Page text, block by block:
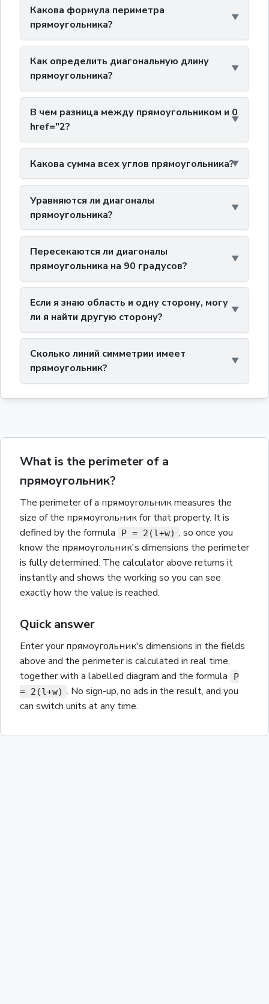
Какова формула периметра
прямоугольника?
Как определить диагональную длину
прямоугольника?
В чем разница между прямоугольником и 0
href="2?
Какова сумма всех углов прямоугольника?
Уравняются ли диагоналы
прямоугольника?
Пересекаются ли диагоналы
прямоугольника на 90 градусов?
Если я знаю область и одну сторону, могу
ли я найти другую сторону?
Сколько линий симметрии имеет
прямоугольник?
What is the perimeter of a
прямоугольник?
The perimeterof a прямоугольникmeasures the
size of the прямоугольникfor that property. It is
defined by the formula
P = 2(l+w) ,so once you
know the прямоугольник's dimensions the perimeter
is fully determined. The calculator above returns it
instantly and shows the working so you can see
exactly how the value is reached.
Quick answer
Enter yourпрямоугольник's dimensions in the fields
above and the perimeteris calculated in real time,
together with a labelled diagram and the formula
P
= 2(l+w) . No sign-up, no ads in the result, and you
can switch units at any time.